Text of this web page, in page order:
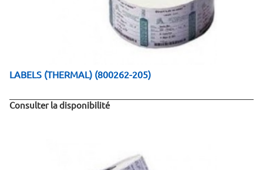
LABELS (THERMAL) (800262-205)
Consulter la disponibilité